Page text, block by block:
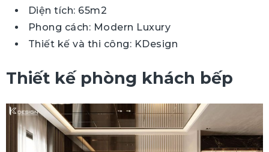
Diện tích: 65m2
Phong cách: Modern Luxury
Thiết kế và thi công: KDesign
Thiết kế phòng khách bếp